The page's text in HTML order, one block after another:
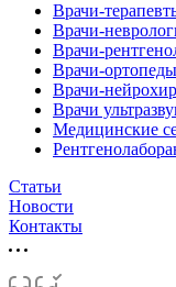
Врачи-
Врачи-
Врачи-
Врачи-
Врачи-
Врачи
Медицинские
Статьи
Новости
Контакты